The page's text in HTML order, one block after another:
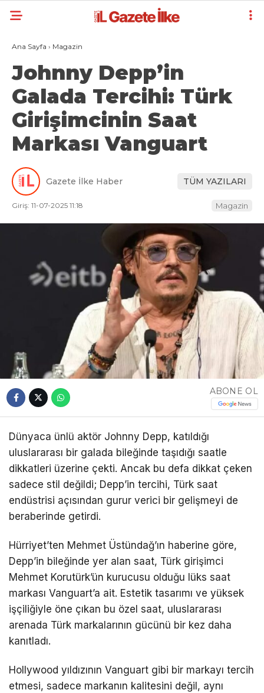
Ana Sayfa › Magazin
Johnny Depp’in
Galada Tercihi: Türk
Girişimcinin Saat
Markası Vanguart
Gazete İlke Haber TÜM YAZILARI
Giriş: 11-07-2025 11:18 Magazin
ABONE OL
Dünyaca ünlü aktör Johnny Depp, katıldığı
uluslararası bir galada bileğinde taşıdığı saatle
dikkatleri üzerine çekti. Ancak bu defa dikkat çeken
sadece stil değildi; Depp’in tercihi, Türk saat
endüstrisi açısından gurur verici bir gelişmeyi de
beraberinde getirdi.
Hürriyet’ten Mehmet Üstündağ’ın haberine göre,
Depp’in bileğinde yer alan saat, Türk girişimci
Mehmet Korutürk’ün kurucusu olduğu lüks saat
markası Vanguart’a ait. Estetik tasarımı ve yüksek
işçiliğiyle öne çıkan bu özel saat, uluslararası
arenada Türk markalarının gücünü bir kez daha
kanıtladı.
Hollywood yıldızının Vanguart gibi bir markayı tercih
etmesi, sadece markanın kalitesini değil, aynı